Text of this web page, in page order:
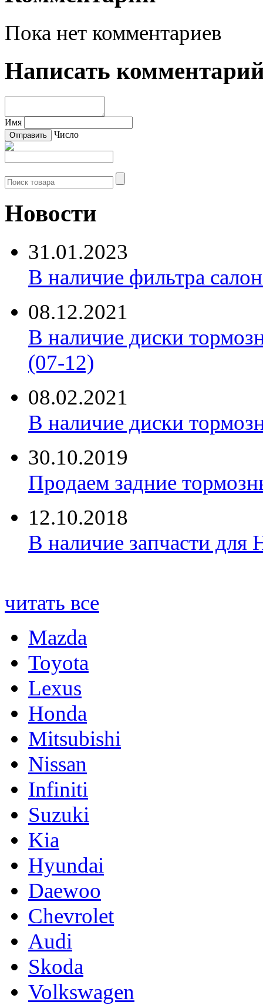
Пока нет комментариев
Написать
Имя
Число
Новости
31.01.2023
В наличие фильтра
08.12.2021
В наличие диски
(07-12)
08.02.2021
В наличие диски
30.10.2019
Продаем задние
12.10.2018
В наличие запчасти для
читать все
Mazda
Toyota
Lexus
Honda
Mitsubishi
Nissan
Infiniti
Suzuki
Kia
Hyundai
Daewoo
Chevrolet
Audi
Skoda
Volkswagen